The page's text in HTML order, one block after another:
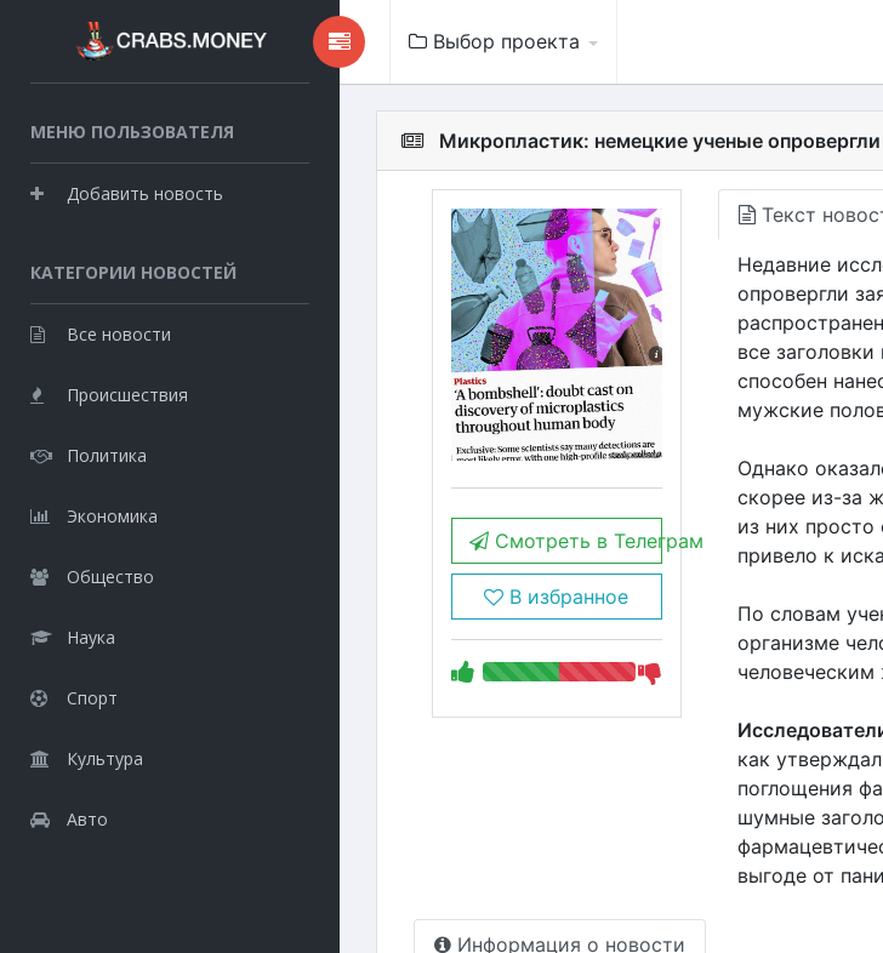
МЕНЮ ПОЛЬЗОВАТЕЛЯ
Добавить новость
КАТЕГОРИИ НОВОСТЕЙ
Все новости
Происшествия
Политика
Экономика
Общество
Наука
Спорт
Культура
Авто
Выбор проекта
Микропластик: немецкие ученые
Смотреть в Телеграм
В избранное
Текст
Недавние
опровергли
все
способен
мужские
Однако
скорее из-за
из них просто
привело к
По словам
организме
как
поглощения
шумные
выгоде от
Информация о новости